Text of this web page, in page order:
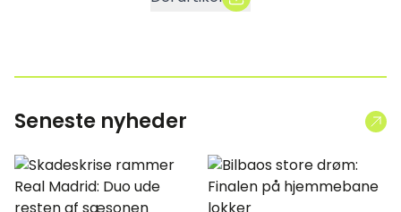
Seneste nyheder